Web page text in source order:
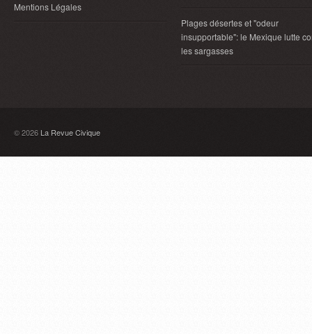
Mentions Légales
Plages désertes et "odeur
insupportable": le Mexique lutte
les sargasses
© 2026 La Revue Civique